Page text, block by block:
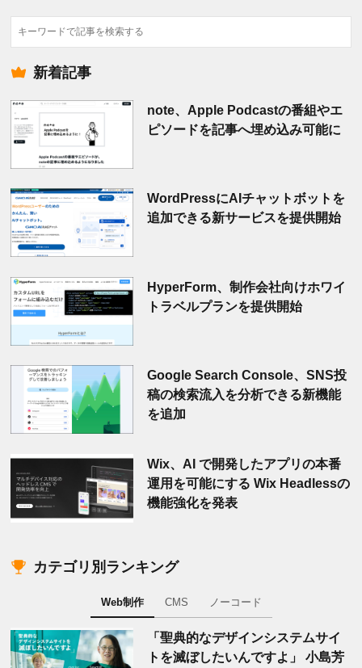
検
索
新着記事
note、Apple Podcastの番組やエ
ピソードを記事へ埋め込み可能に
WordPressにAIチャットボットを
追加できる新サービスを提供開始
HyperForm、制作会社向けホワイ
トラベルプランを提供開始
Google Search Console、SNS投
稿の検索流入を分析できる新機能
を追加
Wix、AI で開発したアプリの本番
運用を可能にする Wix Headlessの
機能強化を発表
カテゴリ別ランキング
Web制作 CMS ノーコード
「聖典的なデザインシステムサイ
トを滅ぼしたいんですよ」 小島芳